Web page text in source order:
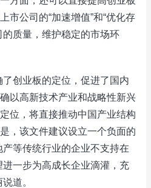
市公司的“加速增值”和“优化存
的质量，维护稳定的市场环
创业板的定位，促进了国内
以高新技术产业和战略性新兴
位，将直接推动中国产业结构
，该文件建议设立一个负面的
等传统行业的企业不支持在
进一步为高成长企业滴灌，充
道。